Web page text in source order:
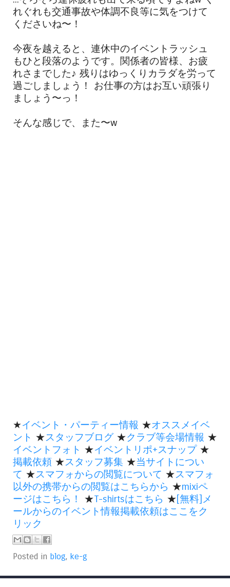
れぐれも交通事故や体調不良等に気をつけて
くださいね〜！
今夜を越えると、連休中のイベントラッシュ
もひと段落のようです。関係者の皆様、お疲
れさまでした♪ 残りはゆっくりカラダを労って
過ごしましょう！ お仕事の方はお互い頑張り
ましょう〜っ！
そんな感じで、また〜w
★イベント・パーティー情報 ★オススメイベ
ント ★スタッフブログ ★クラブ等会場情報 ★
イベントフォト ★イベントリポ+スナップ★
掲載依頼 ★スタッフ募集 ★当サイトについ
て ★スマフォからの閲覧について ★スマフォ
以外の携帯からの閲覧はこちらから ★mixiペ
ージはこちら！
★T-shirtsはこちら ★[無料]メ
ールからのイベント情報掲載依頼はここをク
リック
Posted in blog, ke-g